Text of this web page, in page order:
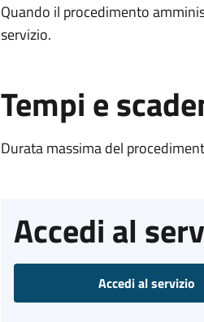
Quando il procedimento
servizio.
Tempi e
Durata massima del
Accedi al
Accedi al servizio